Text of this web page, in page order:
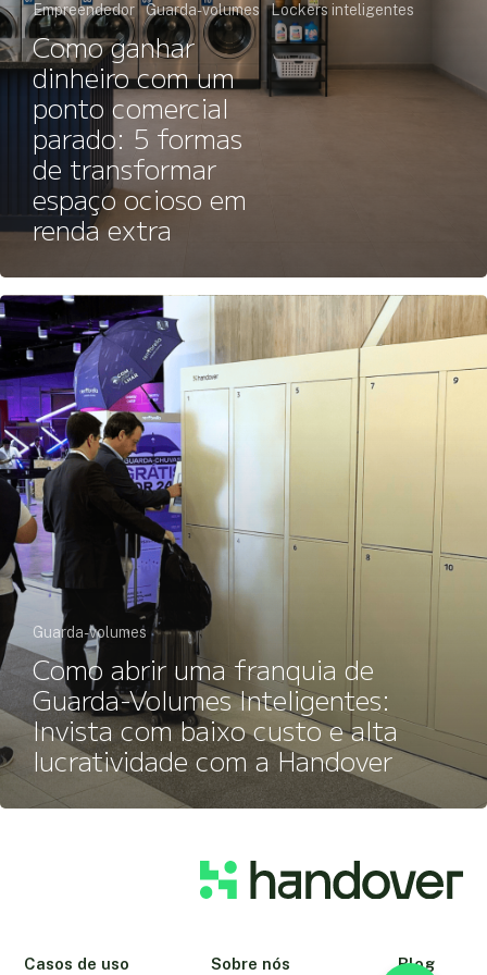
Empreendedor Guarda-volumes Lockers inteligentes
Como ganhar
dinheiro com um
ponto comercial
parado: 5 formas
de transformar
espaço ocioso em
renda extra
Guarda-volumes
Como abrir uma franquia de
Guarda-Volumes Inteligentes:
Invista com baixo custo e alta
lucratividade com a Handover
Casos de uso Sobre nós Blog